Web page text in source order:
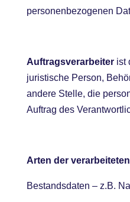
personenbezogenen
Auftragsverarbeiter ist
juristische Person,
andere Stelle, die
Auftrag des
Arten der
Bestandsdaten – z.B.